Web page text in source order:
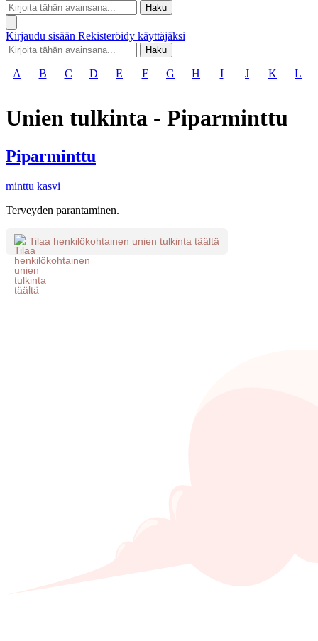
Haku
Kirjaudu sisään Rekisteröidy käyttäjäksi
Haku
A B C D E F G H I J K L
Unien tulkinta - Piparminttu
Piparminttu
minttu kasvi
Terveyden parantaminen.
Tilaa henkilökohtainen unien tulkinta täältä